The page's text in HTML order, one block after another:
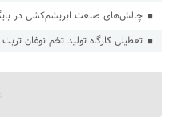
چالش‌های صنعت ابریشم‌کشی در
تعطیلی کارگاه تولید تخم‌ نوغان